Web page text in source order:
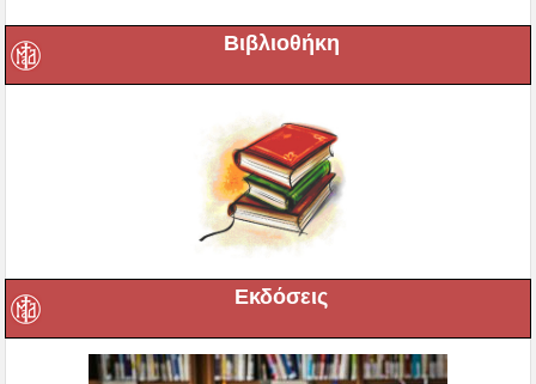
Βιβλιοθήκη
Εκδόσεις